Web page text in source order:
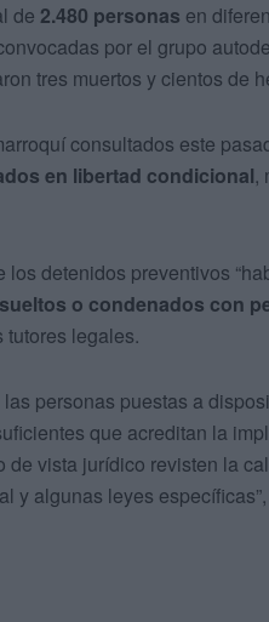
de 2.480 personas en
por el grupo
tres muertos y cientos de
consultados este
en libertad condicional,
detenidos preventivos
o condenados con
tutores legales.
personas puestas a
que acreditan la
de vista jurídico revisten la
y algunas leyes